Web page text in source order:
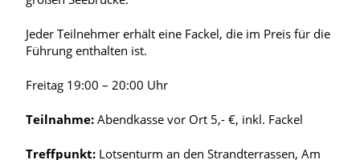
Jeder Teilnehmer erhält eine Fackel, die im Preis für die
Führung enthalten ist.
Freitag 19:00 – 20:00 Uhr
Teilnahme: Abendkasse vor Ort 5,- €, inkl. Fackel
Treffpunkt: Lotsenturm an den Strandterrassen, Am